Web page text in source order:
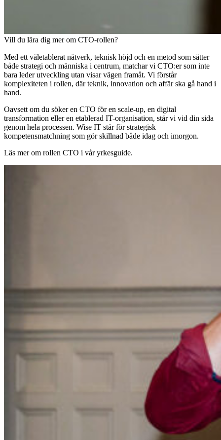
Vill du lära dig mer om CTO-rollen?
Med ett väletablerat nätverk, teknisk höjd och en metod som sätter
både strategi och människa i centrum, matchar vi CTO:er som inte
bara leder utveckling utan visar vägen framåt. Vi förstår
komplexiteten i rollen, där teknik, innovation och affär ska gå hand i
hand.
Oavsett om du söker en CTO för en scale-up, en digital
transformation eller en etablerad IT-organisation, står vi vid din sida
genom hela processen. Wise IT står för strategisk
kompetensmatchning som gör skillnad både idag och imorgon.
Läs mer om rollen CTO i vår yrkesguide.